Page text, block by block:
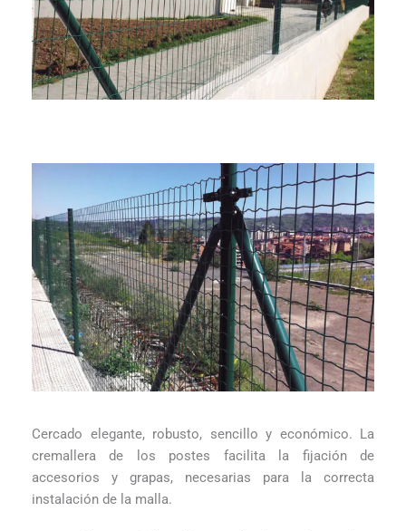
Cercado elegante, robusto, sencillo y económico. La
cremallera de los postes facilita la fijación de
accesorios y grapas, necesarias para la correcta
instalación de la malla.